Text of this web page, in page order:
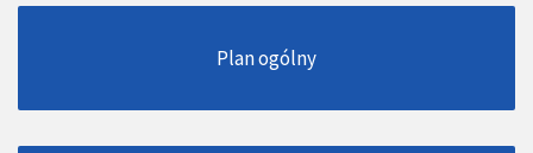
Plan ogólny